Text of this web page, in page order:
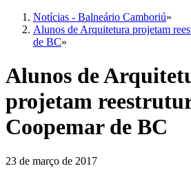
Notícias - Balneário Camboriú»
Alunos de Arquitetura projetam
de BC»
Alunos de
projetam
Coopemar de BC
23 de março de 2017